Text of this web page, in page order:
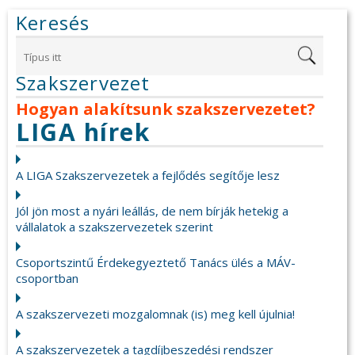
Keresés
Szakszervezet
Hogyan alakítsunk szakszervezetet?
LIGA hírek
A LIGA Szakszervezetek a fejlődés segítője lesz
Jól jön most a nyári leállás, de nem bírják hetekig a
vállalatok a szakszervezetek szerint
Csoportszintű Érdekegyeztető Tanács ülés a MÁV-
csoportban
A szakszervezeti mozgalomnak (is) meg kell újulnia!
A szakszervezetek a tagdíjbeszedési rendszer